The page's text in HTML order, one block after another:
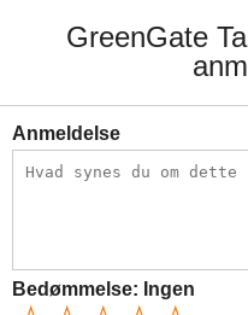
GreenGate
Anmeldelse
Bedømmelse: Ingen